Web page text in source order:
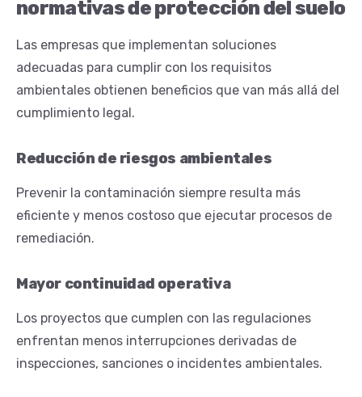
normativas de protección del suelo
Las empresas que implementan soluciones
adecuadas para cumplir con los requisitos
ambientales obtienen beneficios que van más allá del
cumplimiento legal.
Reducción de riesgos ambientales
Prevenir la contaminación siempre resulta más
eficiente y menos costoso que ejecutar procesos de
remediación.
Mayor continuidad operativa
Los proyectos que cumplen con las regulaciones
enfrentan menos interrupciones derivadas de
inspecciones, sanciones o incidentes ambientales.